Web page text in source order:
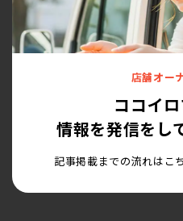
店舗オー
ココイ
情報を発信をし
記事掲載までの流れはこ